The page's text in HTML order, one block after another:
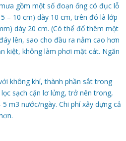
gồm một số đoạn ống có đục lỗ
– 10 cm) dày 10 cm, trên đó là lớp
dày 20 cm. (Có thể đổ thêm một
lên, sao cho đầu ra nằm cao hơn
kiệt, không làm phơi mặt cát. Ngăn
không khí, thành phần sắt trong
sạch cặn lơ lửng, trở nên trong,
m3 nước/ngày. Chi phí xây dựng cả